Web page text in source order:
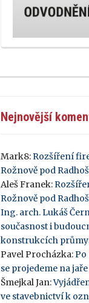
Nejnovější
Mark8:Rozšíření
Rožnově pod
Aleš Franek:
Rožnově pod
Ing. arch. Lukáš
současnost i
konstrukcích
Pavel Procházka:Po
se projedeme na jaře
Šmejkal Jan:
ve stavebnictví k